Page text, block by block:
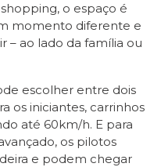
o espaço é
momento diferente e
– ao lado da família ou
escolher entre dois
os iniciantes, carrinhos
até 60km/h. E para
os pilotos
e podem chegar